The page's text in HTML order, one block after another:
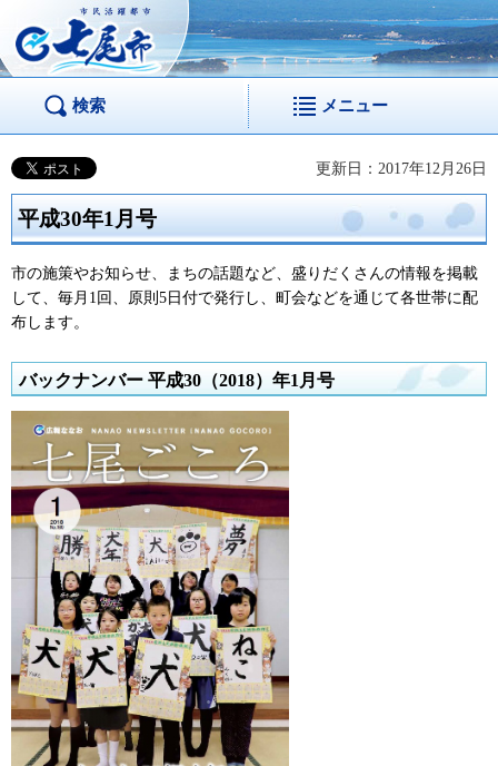
市民活躍都市 七尾
市
検索 メニュー
更新日：2017年12月26日
平成30年1月号
市の施策やお知らせ、まちの話題など、盛りだくさんの情報を掲載
して、毎月1回、原則5日付で発行し、町会などを通じて各世帯に配
布します。
バックナンバー 平成30（2018）年1月号